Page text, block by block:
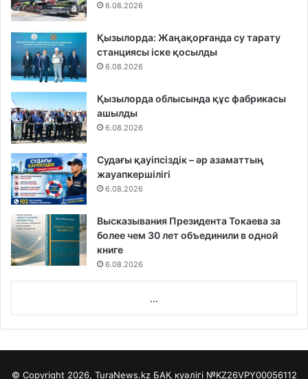
6.08.2026
Қызылорда: Жаңақорғанда су тарату
станциясы іске қосылды
6.08.2026
Қызылорда облысында құс фабрикасы
ашылды
6.08.2026
Судағы қауіпсіздік – әр азаматтың
жауапкершілігі
6.08.2026
Высказывания Президента Токаева за
более чем 30 лет объединили в одной
книге
6.08.2026
...
© Copyright 2026, TuraNews.kz БАҚ куәлігі №KZ26VPY00056112